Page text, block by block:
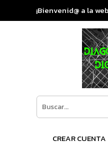
¡Bienvenid@ a la
CREAR CUENTA